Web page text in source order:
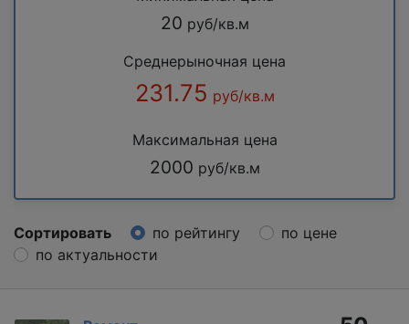
20 руб/кв.м
Среднерыночная цена
231.75 руб/кв.м
Максимальная цена
2000 руб/кв.м
Сортировать по рейтингу
по цене
по актуальности